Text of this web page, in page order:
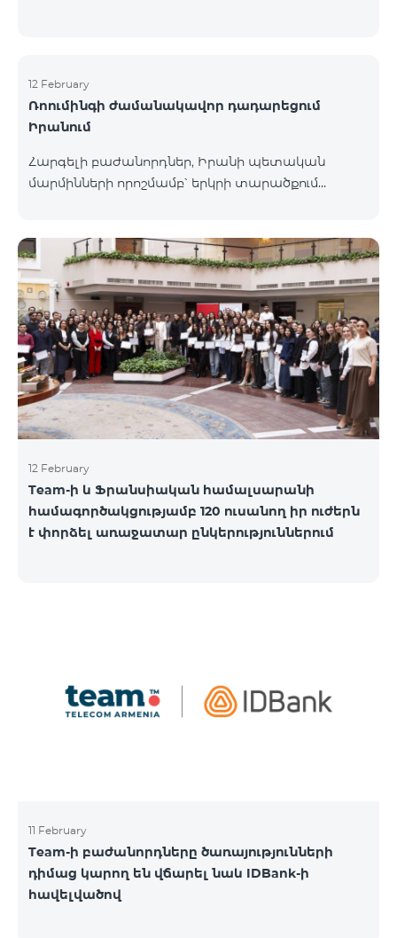
12 February
Ռոումինգի ժամանակավոր դադարեցում
Իրանում
Հարգելի բաժանորդներ, Իրանի պետական
մարմինների որոշմամբ՝ երկրի տարածքում
դադարեցվել են։ Իրադարձությունների
վերաբերյալ լրացուցիչ տեղեկատվություն
կտրամադրվի իրավիճակի փոփոխության
դեպքում։ Շնորհակալություն ըմբռնման համար։
12 February
Team-ի և Ֆրանսիական համալսարանի
համագործակցությամբ 120 ուսանող իր ուժերն
է փորձել առաջատար ընկերություններում
11 February
Team-ի բաժանորդները ծառայությունների
դիմաց կարող են վճարել նաև IDBank-ի
հավելվածով